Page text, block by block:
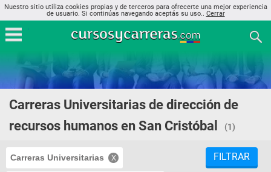
Nuestro sitio utiliza cookies propias y de terceros para ofrecerte una mejor experiencia
de usuario. Si continúas navegando aceptás su uso.. Cerrar
Carreras Universitarias de dirección de
recursos humanos en San Cristóbal
(1)
Carreras Universitarias FILTRAR